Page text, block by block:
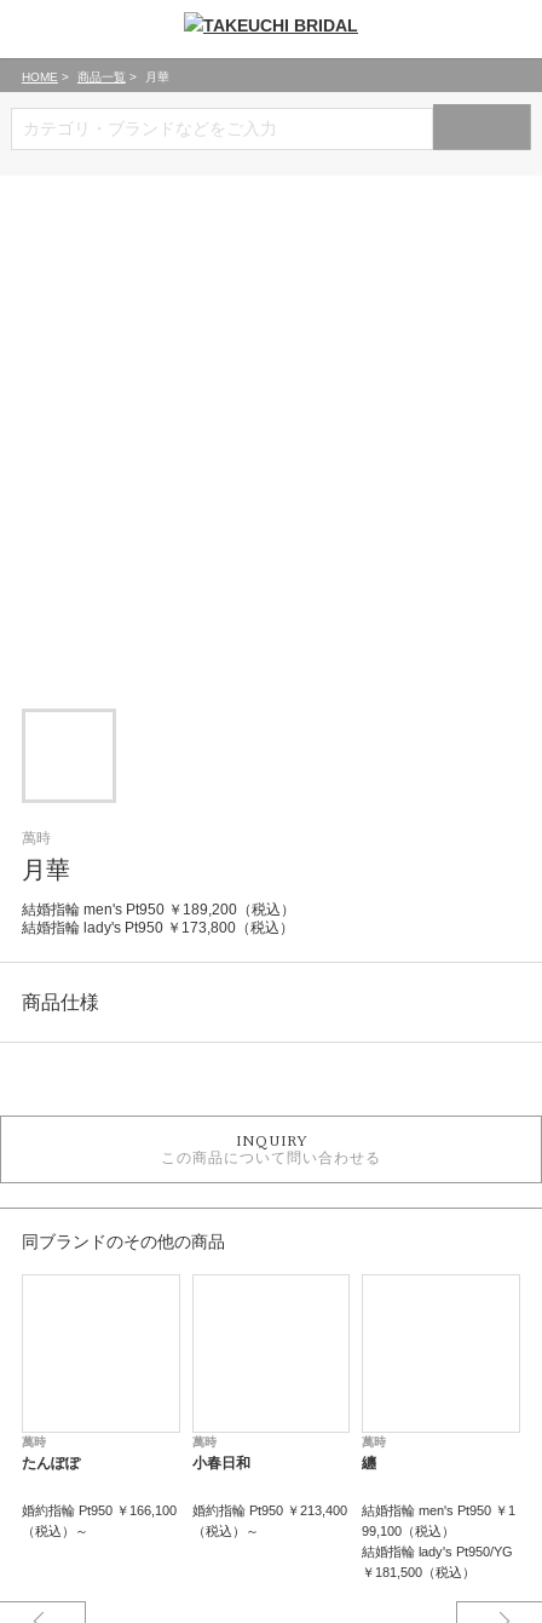
HOME 商品一覧 月華
萬時
月華
結婚指輪 men's Pt950 ￥189,200（税込）
結婚指輪 lady's Pt950 ￥173,800（税込）
商品仕様
結婚指輪
結婚指輪 ウェーブ・S字
結婚指輪 プラチナカラー
結婚指輪 ３～7石
結婚指輪 甲丸
萬時結婚指輪
紹介文
結婚される女性の声を元に、デザインした結婚指輪です。結婚される女性
で、彼に光のベールで守られていると感じている女性は多いようです。
輝く様を表現しています。
INQUIRY
この商品について問い合わせる
同ブランドのその他の商品
萬時
たんぽぽ
婚約指輪 Pt950 ￥166,100
（税込）～
萬時
小春日和
婚約指輪 Pt950 ￥213,400
（税込）～
萬時
纏
結婚指輪 men's Pt950 ￥1
99,100（税込）
結婚指輪 lady's Pt950/YG
￥181,500（税込）